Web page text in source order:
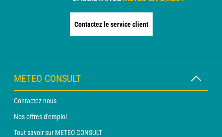
Contactez le service client
METEO CONSULT
Contactez-nous
Nos offres d'emploi
Tout savoir sur METEO CONSULT